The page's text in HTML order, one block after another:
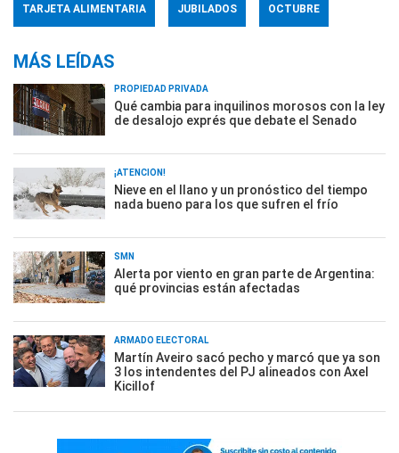
TARJETA ALIMENTARIA JUBILADOS OCTUBRE
MÁS LEÍDAS
PROPIEDAD PRIVADA
Qué cambia para inquilinos morosos con la ley
de desalojo exprés que debate el Senado
¡ATENCIÓN!
Nieve en el llano y un pronóstico del tiempo
nada bueno para los que sufren el frío
SMN
Alerta por viento en gran parte de Argentina:
qué provincias están afectadas
ARMADO ELECTORAL
Martín Aveiro sacó pecho y marcó que ya son
3 los intendentes del PJ alineados con Axel
Kicillof